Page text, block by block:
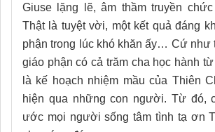
Giuse lặng lẽ, âm thầm truyền
Thật là tuyệt vời, một kết quả đáng
phận trong lúc khó khăn ấy… Cứ như
giáo phận có cả trăm cha học hành
là kế hoạch nhiệm mầu của Thiên
hiện qua những con người. Từ đó,
ước mọi người sống tâm tình tạ ơn